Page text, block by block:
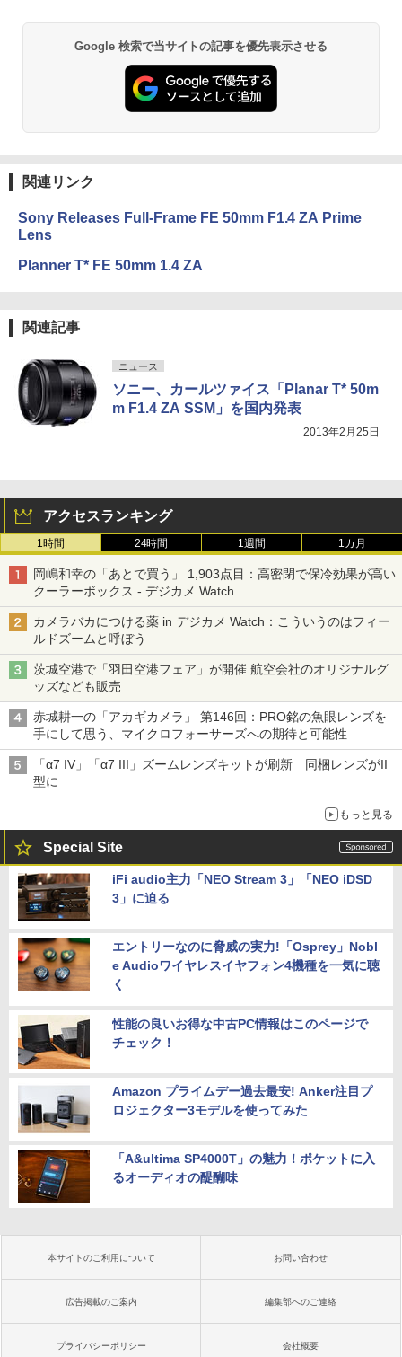
Google 検索で当サイトの記事を優先表示させる
関連リンク
Sony Releases Full-Frame FE 50mm F1.4 ZA Prime
Lens
Planner T* FE 50mm 1.4 ZA
関連記事
ニュース
ソニー、カールツァイス「Planar T* 50m
m F1.4 ZA SSM」を国内発表
2013年2月25日
アクセスランキング
1時間 24時間 1週間 1カ月
岡嶋和幸の「あとで買う」 1,903点目：高密閉で保冷効果が高い
クーラーボックス - デジカメ Watch
カメラバカにつける薬 in デジカメ Watch：こういうのはフィー
ルドズームと呼ぼう
茨城空港で「羽田空港フェア」が開催 航空会社のオリジナルグ
ッズなども販売
赤城耕一の「アカギカメラ」 第146回：PRO銘の魚眼レンズを
手にして思う、マイクロフォーサーズへの期待と可能性
「α7 IV」「α7 III」ズームレンズキットが刷新 同梱レンズがII
型に
もっと見る
Special Site
iFi audio主力「NEO Stream 3」「NEO iDSD
3」に迫る
エントリーなのに脅威の実力!「Osprey」Nobl
e Audioワイヤレスイヤフォン4機種を一気に聴
く
性能の良いお得な中古PC情報はこのページで
チェック！
Amazon プライムデー過去最安! Anker注目プ
ロジェクター3モデルを使ってみた
「A&ultima SP4000T」の魅力！ポケットに入
るオーディオの醍醐味
本サイトのご利用について お問い合わせ
広告掲載のご案内 編集部へのご連絡
プライバシーポリシー 会社概要